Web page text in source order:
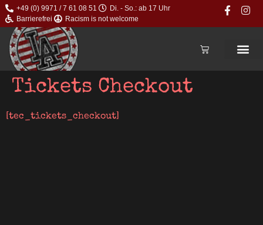
+49 (0) 9971 / 7 61 08 51
Di. - So.: ab 17 Uhr
Barrierefrei
Racism is not welcome
Tickets Checkout
[tec_tickets_checkout]